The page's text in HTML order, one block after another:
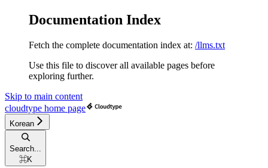
Documentation Index
Fetch the complete documentation index at: /llms.txt
Use this file to discover all available pages before
exploring further.
Skip to main content
cloudtype home page
Korean
Search...
⌘K